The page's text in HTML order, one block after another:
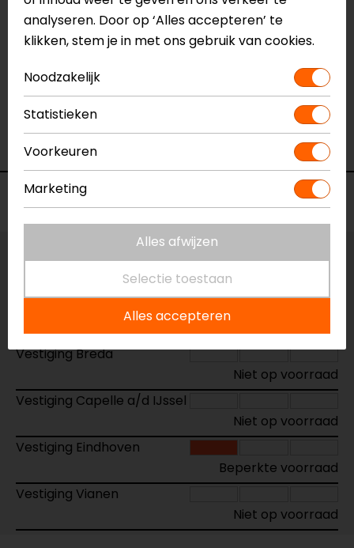
Reviews (1)
17-03-2025
Voorraad
Maat:42
Vestiging Apeldoorn
Vestiging Breda
Niet op voorraad
Vestiging Capelle a/d IJssel
Niet op voorraad
Vestiging Eindhoven
Beperkte voorraad
Vestiging Vianen
Niet op voorraad
analyseren. Door op ‘Alles accepteren’ te
klikken, stem je in met ons gebruik van cookies.
Noodzakelijk
Statistieken
Voorkeuren
Marketing
Alles afwijzen
Selectie toestaan
Alles accepteren